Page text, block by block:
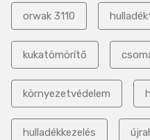
orwak 3110
kukatömörítő
környezetvédelem
hulladékkezelés